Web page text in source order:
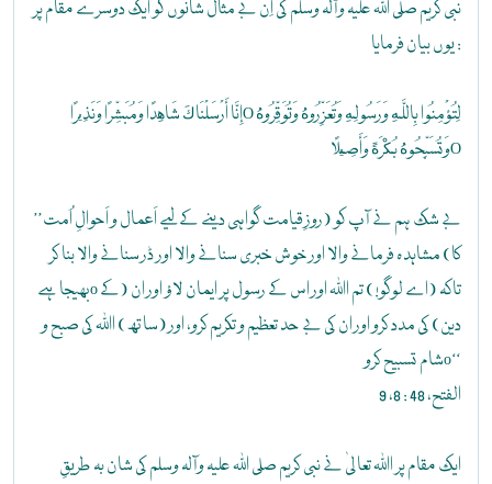
نبی کریم صلی اللہ علیہ وآلہ وسلم کی اِن بے مثال شانوں کو ایک دوسرے مقام پر
یوں بیان فرمایا :
إِنَّا أَرْسَلْنَاكَ شَاهِدًا وَمُبَشِّرًا وَنَذِيرًاO لِتُؤْمِنُوا بِاللَّهِ وَرَسُولِهِ وَتُعَزِّرُوهُ وَتُوَقِّرُوهُ
وَتُسَبِّحُوهُ بُكْرَةً وَأَصِيلًاO
’’بے شک ہم نے آپ کو (روزِ قیامت گواہی دینے کے لیے اَعمال و اَحوالِ اُمت
کا) مشاہدہ فرمانے والا اور خوش خبری سنانے والا اور ڈر سنانے والا بنا کر
بھیجا ہےo تاکہ (اے لوگو!) تم اﷲ اور اس کے رسول پر ایمان لاؤ اور ان (کے
دین) کی مدد کرو اور ان کی بے حد تعظیم و تکریم کرو، اور (ساتھ) اﷲ کی صبح و
شام تسبیح کروo‘‘
الفتح، 48 : 8، 9
ایک مقام پر اﷲ تعالیٰ نے نبی کریم صلی اللہ علیہ وآلہ وسلم کی شان بہ طریقِ